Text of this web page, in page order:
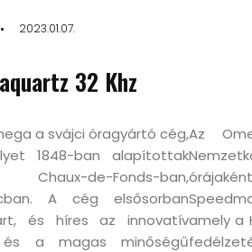
2023.01.07.
32 Khz
a svájci óragyártó cég,
1848-ban alapítottak
de-Fonds-ban,
A cég elsősorban
és híres az innovatív
és a magas minőségű
Az
amely a